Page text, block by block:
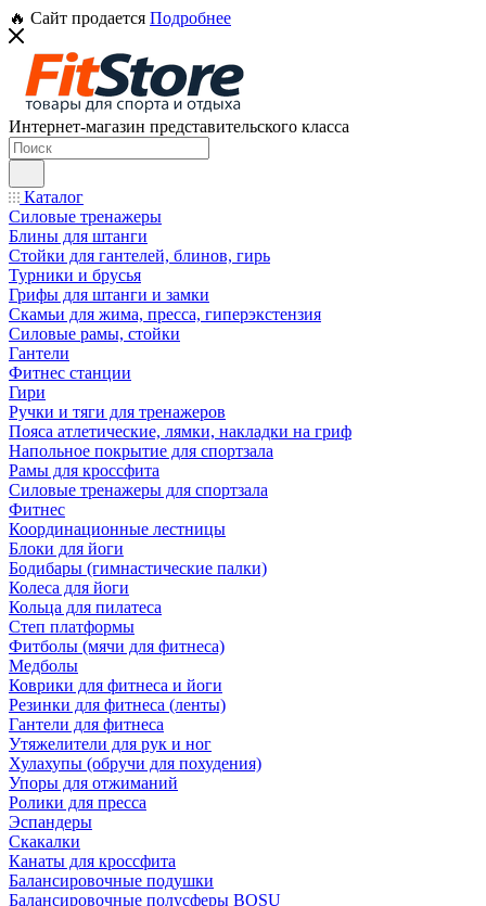
🔥 Сайт продается Подробнее
Интернет-магазин представительского класса
Каталог
Силовые тренажеры
Блины для штанги
Стойки для гантелей, блинов, гирь
Турники и брусья
Грифы для штанги и замки
Скамьи для жима, пресса, гиперэкстензия
Силовые рамы, стойки
Гантели
Фитнес станции
Гири
Ручки и тяги для тренажеров
Пояса атлетические, лямки, накладки на гриф
Напольное покрытие для спортзала
Рамы для кроссфита
Силовые тренажеры для спортзала
Фитнес
Координационные лестницы
Блоки для йоги
Бодибары (гимнастические палки)
Колеса для йоги
Кольца для пилатеса
Степ платформы
Фитболы (мячи для фитнеса)
Медболы
Коврики для фитнеса и йоги
Резинки для фитнеса (ленты)
Гантели для фитнеса
Утяжелители для рук и ног
Хулахупы (обручи для похудения)
Упоры для отжиманий
Ролики для пресса
Эспандеры
Скакалки
Канаты для кроссфита
Балансировочные подушки
Балансировочные полусферы BOSU